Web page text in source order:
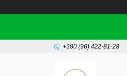
+380 (96) 422-81-28